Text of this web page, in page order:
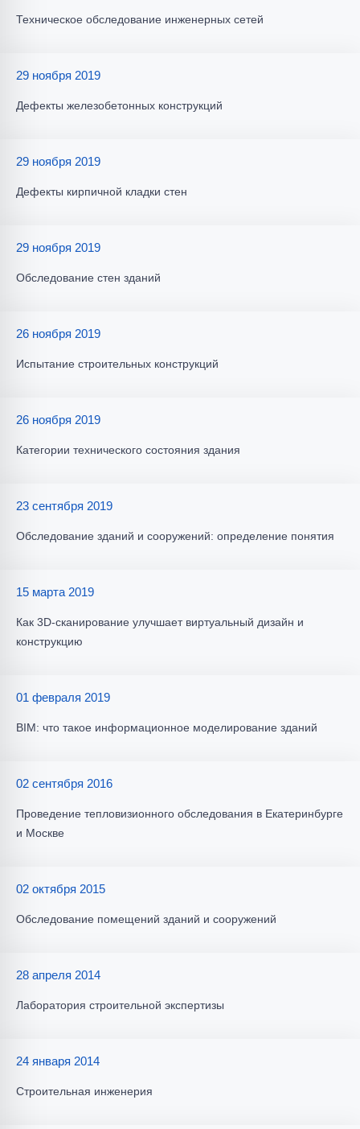
Техническое обследование инженерных сетей
29 ноября 2019
Дефекты железобетонных конструкций
29 ноября 2019
Дефекты кирпичной кладки стен
29 ноября 2019
Обследование стен зданий
26 ноября 2019
Испытание строительных конструкций
26 ноября 2019
Категории технического состояния здания
23 сентября 2019
Обследование зданий и сооружений: определение понятия
15 марта 2019
Как 3D-сканирование улучшает виртуальный дизайн и
конструкцию
01 февраля 2019
BIM: что такое информационное моделирование зданий
02 сентября 2016
Проведение тепловизионного обследования в Екатеринбурге
и Москве
02 октября 2015
Обследование помещений зданий и сооружений
28 апреля 2014
Лаборатория строительной экспертизы
24 января 2014
Строительная инженерия